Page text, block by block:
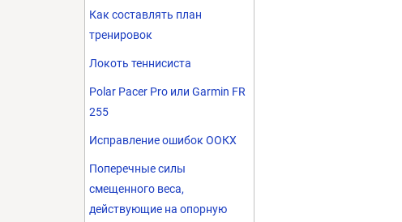
Как составлять план
тренировок
Локоть теннисиста
Polar Pacer Pro или Garmin FR
255
Исправление ошибок ООКХ
Поперечные силы
смещенного веса,
действующие на опорную